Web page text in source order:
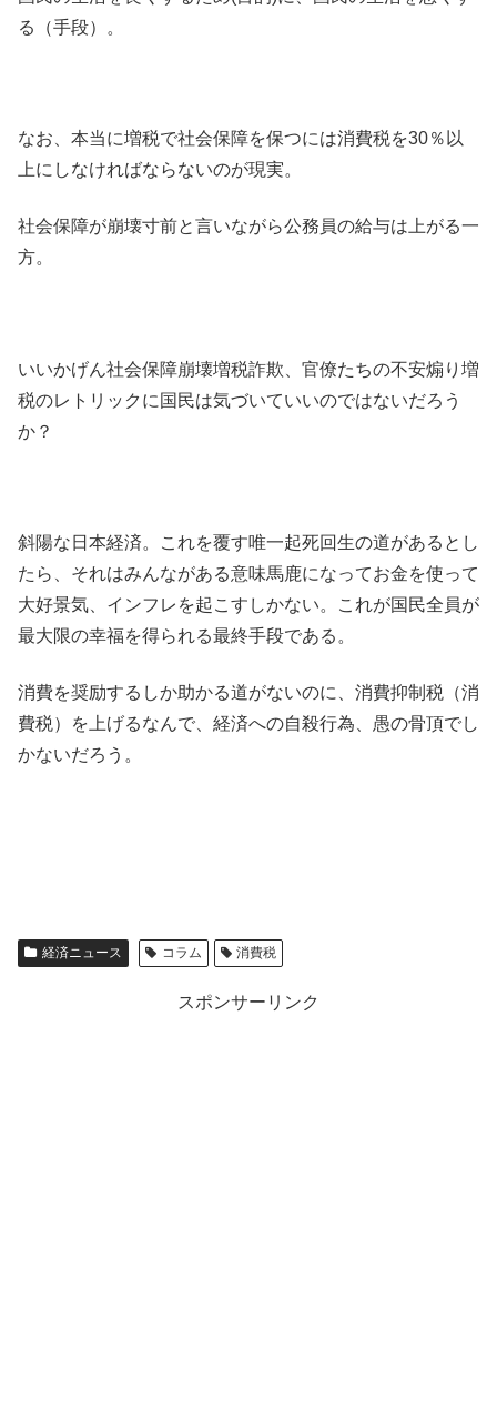
る（手段）。
なお、本当に増税で社会保障を保つには消費税を30％以
上にしなければならないのが現実。
社会保障が崩壊寸前と言いながら公務員の給与は上がる一
方。
いいかげん社会保障崩壊増税詐欺、官僚たちの不安煽り増
税のレトリックに国民は気づいていいのではないだろう
か？
斜陽な日本経済。これを覆す唯一起死回生の道があるとし
たら、それはみんながある意味馬鹿になってお金を使って
大好景気、インフレを起こすしかない。これが国民全員が
最大限の幸福を得られる最終手段である。
消費を奨励するしか助かる道がないのに、消費抑制税（消
費税）を上げるなんで、経済への自殺行為、愚の骨頂でし
かないだろう。
経済ニュース コラム 消費税
スポンサーリンク